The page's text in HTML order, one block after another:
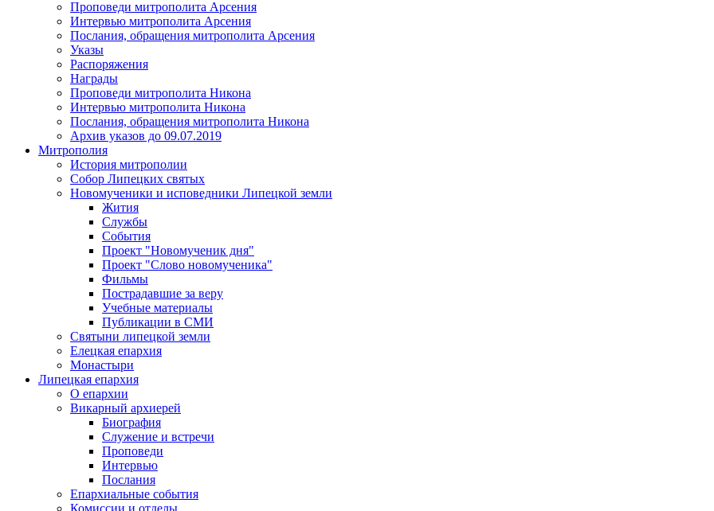
Проповеди митрополита Арсения
Интервью митрополита Арсения
Послания, обращения митрополита Арсения
Указы
Распоряжения
Награды
Проповеди митрополита Никона
Интервью митрополита Никона
Послания, обращения митрополита Никона
Архив указов до 09.07.2019
Митрополия
История митрополии
Собор Липецких святых
Новомученики и исповедники Липецкой земли
Жития
Службы
События
Проект "Новомученик дня"
Проект "Слово новомученика"
Фильмы
Пострадавшие за веру
Учебные материалы
Публикации в СМИ
Святыни липецкой земли
Елецкая епархия
Монастыри
Липецкая епархия
О епархии
Викарный архиерей
Биография
Служение и встречи
Проповеди
Интервью
Послания
Епархиальные события
Комиссии и отделы